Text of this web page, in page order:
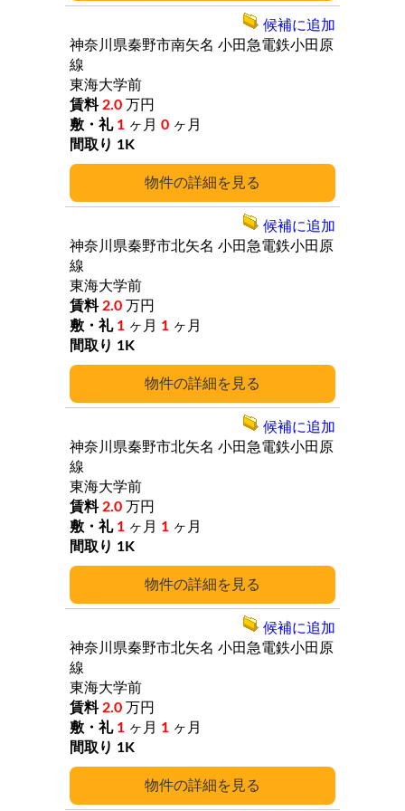
詳細
神奈川県秦野市南矢名 小田急電鉄小田原
線
東海大学前
2.0 万円
1 ヶ月 0 ヶ月
1K
候補に追加
詳細
神奈川県秦野市北矢名 小田急電鉄小田原
線
東海大学前
2.0 万円
1 ヶ月 1 ヶ月
1K
候補に追加
詳細
神奈川県秦野市北矢名 小田急電鉄小田原
線
東海大学前
2.0 万円
1 ヶ月 1 ヶ月
1K
候補に追加
詳細
神奈川県秦野市北矢名 小田急電鉄小田原
線
東海大学前
2.0 万円
1 ヶ月 1 ヶ月
1K
候補に追加